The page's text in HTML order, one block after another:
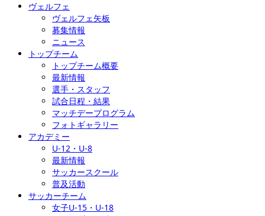
ヴェルフェ
ヴェルフェ矢板
募集情報
ニュース
トップチーム
トップチーム概要
最新情報
選手・スタッフ
試合日程・結果
マッチデープログラム
フォトギャラリー
アカデミー
U-12・U-8
最新情報
サッカースクール
普及活動
サッカーチーム
女子U-15・U-18